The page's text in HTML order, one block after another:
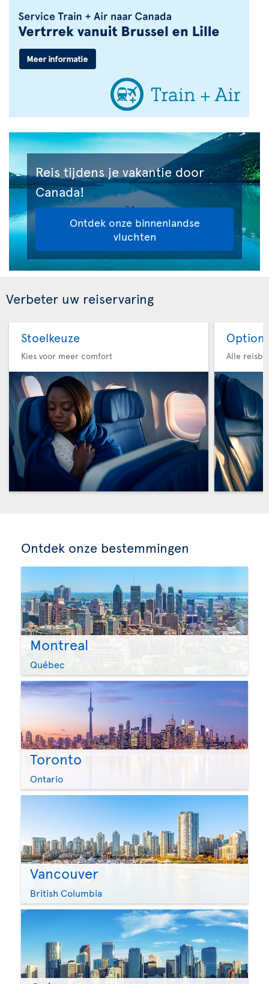
Reis tijdens je vakantie door
Canada!
Ontdek onze binnenlandse
vluchten
Verbeter uw reiservaring
Stoelkeuze
Kies voor meer comfort
Option
Alle
Ontdek onze bestemmingen
Montreal
Québec
Toronto
Ontario
Vancouver
British Columbia